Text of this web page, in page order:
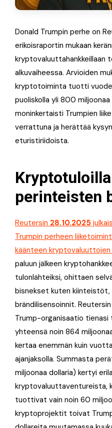
Donald Trumpin perhe on
erikoisraportin mukaan
kryptovaluuttahankkeillaan
alkuvaiheessa. Arvioiden
kryptotoiminta tuotti
puoliskolla yli 800
moninkertaisti Trumpien
verrattuna ja herättää
eturistiriidoista.
perinteisten
Reutersin 28.10.2025
Trumpin perheen
käänteen kryptovaluuttojen
paluun jälkeen
tulonlähteiksi, ohittaen
bisnekset kuten kiinteistöt,
brändilisensoinnit.
Trump-organisaatio tienasi
yhteensä noin 864
kertaa enemmän kuin
ajanjaksolla. Summasta
miljoonaa dollaria) kertyi
kryptovaluuttaventureista,
tuottivat vain noin 60
kryptoprojektit toivat